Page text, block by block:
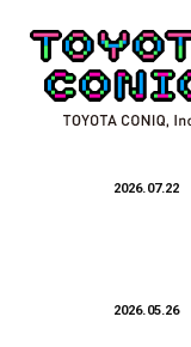
2026.07.22
2026.05.26